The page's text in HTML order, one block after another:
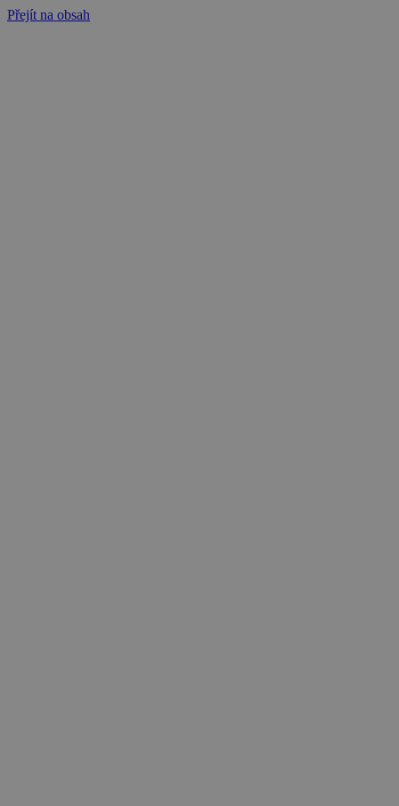
Přejít na obsah